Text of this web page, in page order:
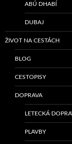
ABÚ DHABÍ
DUBAJ
ŽIVOT NA CESTÁCH
BLOG
CESTOPISY
DOPRAVA
LETECKÁ
PLAVBY